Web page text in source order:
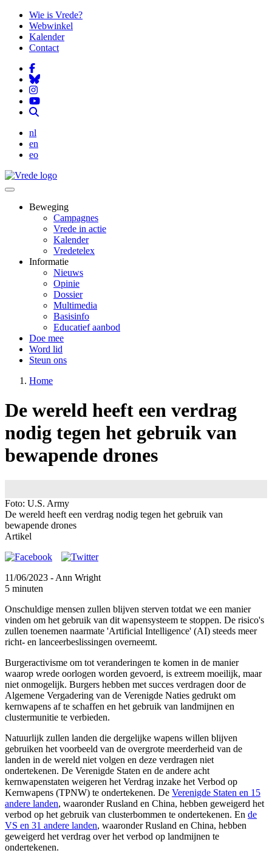
Overslaan
naar
gaan
Wie is Vrede?
Webwinkel
Kalender
Contact
nl
en
eo
Beweging
Campagnes
Vrede in actie
Kalender
Vredetelex
Informatie
Nieuws
Opinie
Dossier
Multimedia
Basisinfo
Educatief aanbod
Doe mee
Word lid
Steun ons
Home
De wereld heeft een verdrag
nodig tegen het gebruik van
bewapende drones
Foto: U.S. Army
De wereld heeft een verdrag nodig tegen het gebruik van
bewapende drones
Artikel
11/06/2023 - Ann Wright
5 minuten
Onschuldige mensen zullen blijven sterven totdat we een manier
vinden om het gebruik van dit wapensysteem te stoppen. De risico's
zullen toenemen naarmate 'Artificial Intelligence' (AI) steeds meer
richt- en lanceerbeslissingen overneemt.
Burgeractivisme om tot veranderingen te komen in de manier
waarop wrede oorlogen worden gevoerd, is extreem moeilijk, maar
niet onmogelijk. Burgers hebben met succes verdragen door de
Algemene Vergadering van de Verenigde Naties gedrukt om
kernwapens af te schaffen en het gebruik van landmijnen en
clustermunitie te verbieden.
Natuurlijk zullen landen die dergelijke wapens willen blijven
gebruiken het voorbeeld van de overgrote meerderheid van de
landen in de wereld niet volgen en deze verdragen niet
ondertekenen. De Verenigde Staten en de andere acht
kernwapenstaten weigeren het Verdrag inzake het Verbod op
Kernwapens (TPNW) te ondertekenen. De Verenigde Staten en 15
andere landen, waaronder Rusland en China, hebben geweigerd het
verbod op het gebruik van clusterbommen te ondertekenen. En de
VS en 31 andere landen, waaronder Rusland en China, hebben
geweigerd het verdrag over het verbod op landmijnen te
ondertekenen.